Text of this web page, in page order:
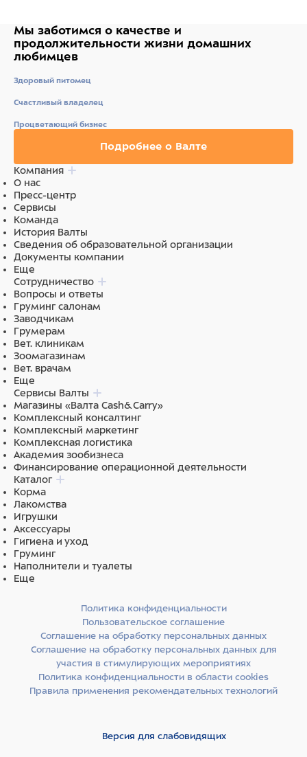
Мы заботимся о качестве и
продолжительности жизни домашних
любимцев
Здоровый питомец
Счастливый владелец
Процветающий бизнес
Подробнее о Валте
Компания
О нас
Пресс-центр
Сервисы
Команда
История Валты
Сведения об образовательной организации
Документы компании
Еще
Сотрудничество
Вопросы и ответы
Груминг салонам
Заводчикам
Грумерам
Вет. клиникам
Зоомагазинам
Вет. врачам
Еще
Сервисы Валты
Магазины «Валта Cash&Carry»
Комплексный консалтинг
Комплексный маркетинг
Комплексная логистика
Академия зообизнеса
Финансирование операционной деятельности
Каталог
Корма
Лакомства
Игрушки
Аксессуары
Гигиена и уход
Груминг
Наполнители и туалеты
Еще
Политика конфиденциальности
Пользовательское соглашение
Соглашение на обработку персональных данных
Соглашение на обработку персональных данных для
участия в стимулирующих мероприятиях
Политика конфиденциальности в области cookies
Правила применения рекомендательных технологий
Версия для слабовидящих